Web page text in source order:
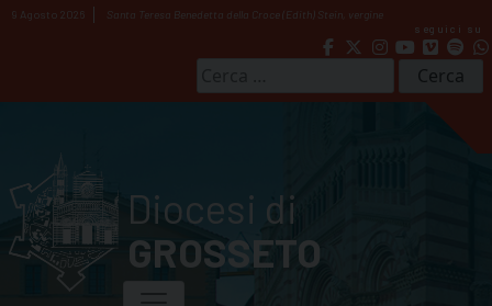
Skip
9 Agosto 2026
Santa Teresa Benedetta della Croce (Edith) Stein, vergine
seguici su
per:
Diocesi di
GROSSETO